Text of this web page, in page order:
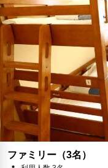
ファミリー（3名）